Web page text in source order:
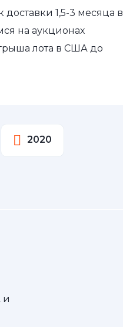
1,5-3 месяца в
на аукционах
лота в США до
2020
и